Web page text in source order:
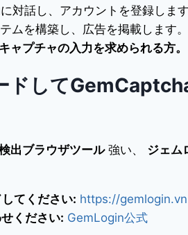
対話し、アカウントを登録します
ムを構築し、広告を掲載します。
ャプチャの入力を求められる方。
して
出ブラウザツール強い、 ジェム
てください: https://gemlogin.vn
ください: GemLogin公式